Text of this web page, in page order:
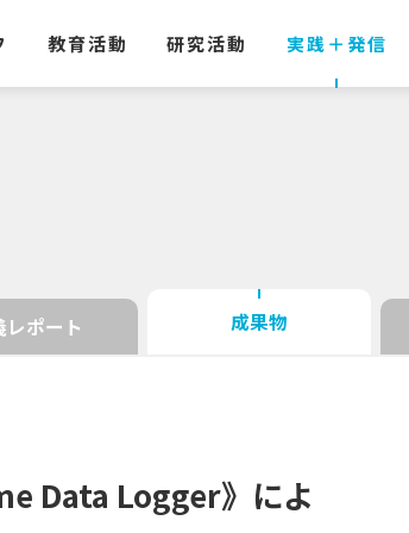
教育活動 研究活動 実践＋発信
レポート 成果物
Data Logger》 によ